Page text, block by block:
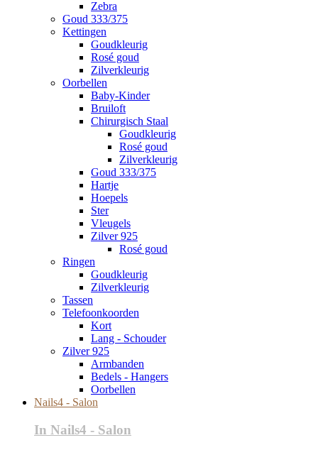
Zebra
Goud 333/375
Kettingen
Goudkleurig
Rosé goud
Zilverkleurig
Oorbellen
Baby-Kinder
Bruiloft
Chirurgisch Staal
Goudkleurig
Rosé goud
Zilverkleurig
Goud 333/375
Hartje
Hoepels
Ster
Vleugels
Zilver 925
Rosé goud
Ringen
Goudkleurig
Zilverkleurig
Tassen
Telefoonkoorden
Kort
Lang - Schouder
Zilver 925
Armbanden
Bedels - Hangers
Oorbellen
Nails4 - Salon
In Nails4 - Salon